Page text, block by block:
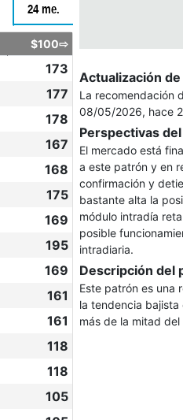
24 me.
$100⇨
173
177
178
167
168
175
169
195
169
161
161
118
118
105
Actualización de
La recomendación
08/05/2026, hace
Perspectivas
El mercado está
a este patrón y en
confirmación y
bastante alta la
módulo intradía
posible
intradiaria.
Descripción del
Este patrón es una
la tendencia bajista
más de la mitad